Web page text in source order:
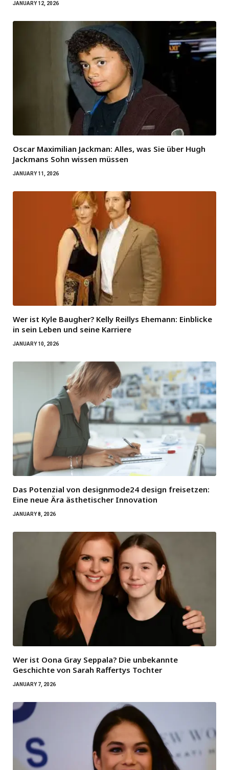
JANUARY 12, 2026
Oscar Maximilian Jackman: Alles, was Sie über Hugh
Jackmans Sohn wissen müssen
JANUARY 11, 2026
Wer ist Kyle Baugher? Kelly Reillys Ehemann: Einblicke
in sein Leben und seine Karriere
JANUARY 10, 2026
Das Potenzial von designmode24 design freisetzen:
Eine neue Ära ästhetischer Innovation
JANUARY 8, 2026
Wer ist Oona Gray Seppala? Die unbekannte
Geschichte von Sarah Raffertys Tochter
JANUARY 7, 2026